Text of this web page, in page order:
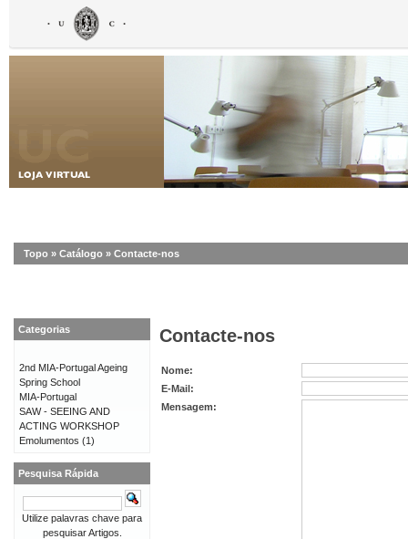
Topo » Catálogo » Contacte-nos
Contacte-nos
Nome:
E-Mail:
Mensagem:
Categorias
2nd MIA-Portugal Ageing
Spring School
MIA-Portugal
SAW - SEEING AND
ACTING WORKSHOP
Emolumentos (1)
Pesquisa Rápida
Utilize palavras chave para
pesquisar Artigos.